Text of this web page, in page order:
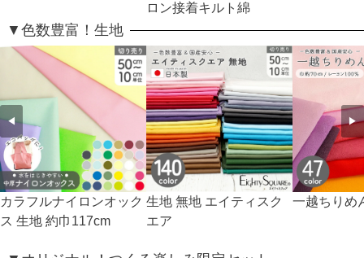
ロン接着キルト綿
▼色数豊富！生地
◀
カラフルナイロンオック
ス 生地 約巾117cm
生地 無地 エイティスク
エア
一越ちりめ
▶